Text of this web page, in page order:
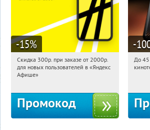
-15%
15:20:47 Получили:65
Россия
Скидка 300р. при заказе от 2000р.
для новых пользователей в «Яндекс
Афише»
Промокод
-
До 45